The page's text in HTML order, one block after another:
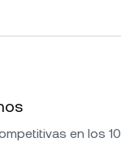
en los 10